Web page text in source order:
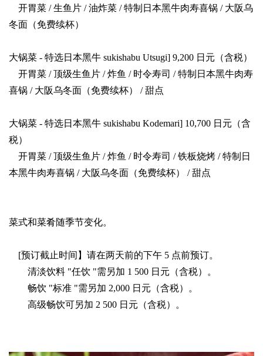
开胃菜 / 生鱼片 / 油炸菜 / 特制日本黑牛肉寿喜锅 / 大阪乌
冬面（免费续杯）
大锅菜 - 特选日本黑牛 sukishabu Utsugi] 9,200 日元（含税）
开胃菜 / 顶级生鱼片 / 炸鱼 / 时令寿司 / 特制日本黑牛肉寿
喜锅 / 大阪乌冬面（免费续杯） / 甜点
大锅菜 - 特选日本黑牛 sukishabu Kodemari] 10,700 日元（含
税）
开胃菜 / 顶级生鱼片 / 炸鱼 / 时令寿司 / 铁板烧烤 / 特制日
本黑牛肉寿喜锅 / 大阪乌冬面（免费续杯） / 甜点
菜式和菜肴随季节变化。
[预订截止时间】请在两天前的下午 5 点前预订。
清淡饮料 "任饮 "需另加 1 500 日元（含税）。
畅饮 "标准 "需另加 2,000 日元（含税）。
高级畅饮可另加 2 500 日元（含税）。